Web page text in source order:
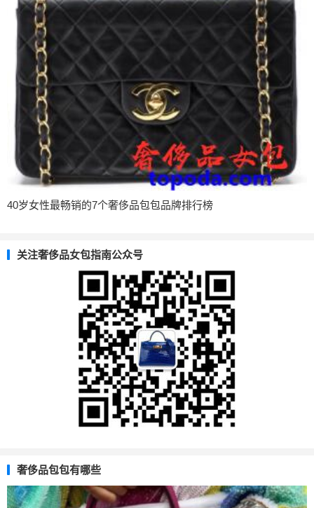
40岁女性最畅销的7个奢侈品包包品牌排行榜
关注奢侈品女包指南公众号
奢侈品包包有哪些